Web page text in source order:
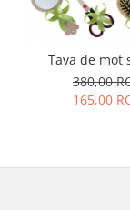
Tava de mot
380,00
165,00